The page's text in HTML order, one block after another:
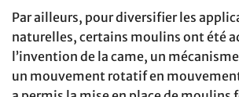
Par ailleurs, pour diversifier les
naturelles, certains moulins ont été
l’invention de la came, un
un mouvement rotatif en